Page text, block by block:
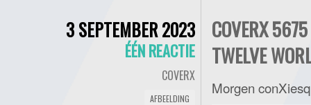
3 SEPTEMBER 2023
ÉÉN REACTIE
COVERX
AFBEELDING
COVERX
TWELVE
Morgen